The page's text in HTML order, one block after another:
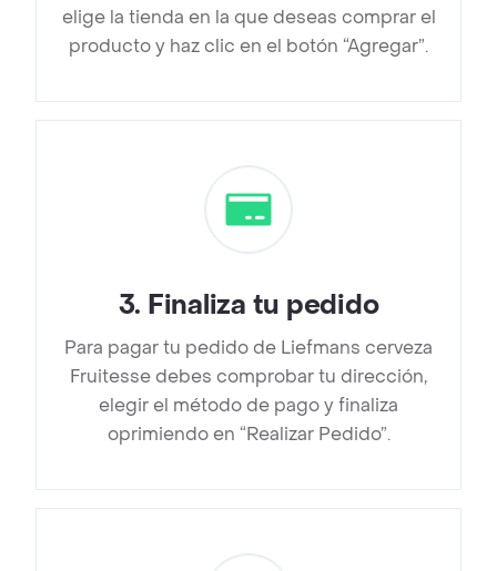
elige la tienda en la que deseas comprar el
producto y haz clic en el botón “Agregar”.
3. Finaliza tu pedido
Para pagar tu pedido de Liefmans cerveza
Fruitesse debes comprobar tu dirección,
elegir el método de pago y finaliza
oprimiendo en “Realizar Pedido”.